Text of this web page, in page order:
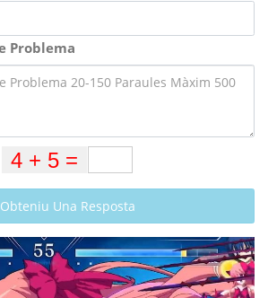
Problema
Obteniu Una Resposta